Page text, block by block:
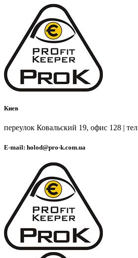
Киев
переулок Ковальский 19, офис 128 |
E-mail: holod@pro-k.com.ua